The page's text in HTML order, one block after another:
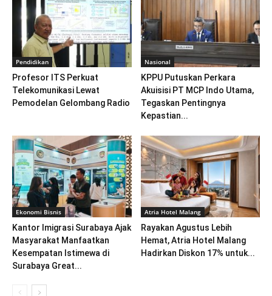
Pendidikan
Profesor ITS Perkuat
Telekomunikasi Lewat
Pemodelan Gelombang Radio
Nasional
KPPU Putuskan Perkara
Akuisisi PT MCP Indo Utama,
Tegaskan Pentingnya
Kepastian...
Ekonomi Bisnis
Kantor Imigrasi Surabaya Ajak
Masyarakat Manfaatkan
Kesempatan Istimewa di
Surabaya Great...
Atria Hotel Malang
Rayakan Agustus Lebih
Hemat, Atria Hotel Malang
Hadirkan Diskon 17% untuk...